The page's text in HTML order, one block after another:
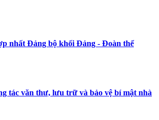
nhất Đảng bộ khối Đảng - Đoàn thể
tác văn thư, lưu trữ và bảo vệ bí mật nhà